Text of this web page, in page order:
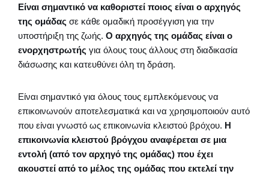
Είναι σημαντικό να καθοριστεί ποιος είναι ο αρχηγός
της ομάδας σε κάθε ομαδική προσέγγιση για την
υποστήριξη της ζωής. Ο αρχηγός της ομάδας είναι ο
ενορχηστρωτής για όλους τους άλλους στη διαδικασία
διάσωσης και κατευθύνει όλη τη δράση.
Είναι σημαντικό για όλους τους εμπλεκόμενους να
επικοινωνούν αποτελεσματικά και να χρησιμοποιούν αυτό
που είναι γνωστό ως επικοινωνία κλειστού βρόχου. Η
επικοινωνία κλειστού βρόγχου αναφέρεται σε μια
εντολή (από τον αρχηγό της ομάδας) που έχει
ακουστεί από το μέλος της ομάδας που εκτελεί την